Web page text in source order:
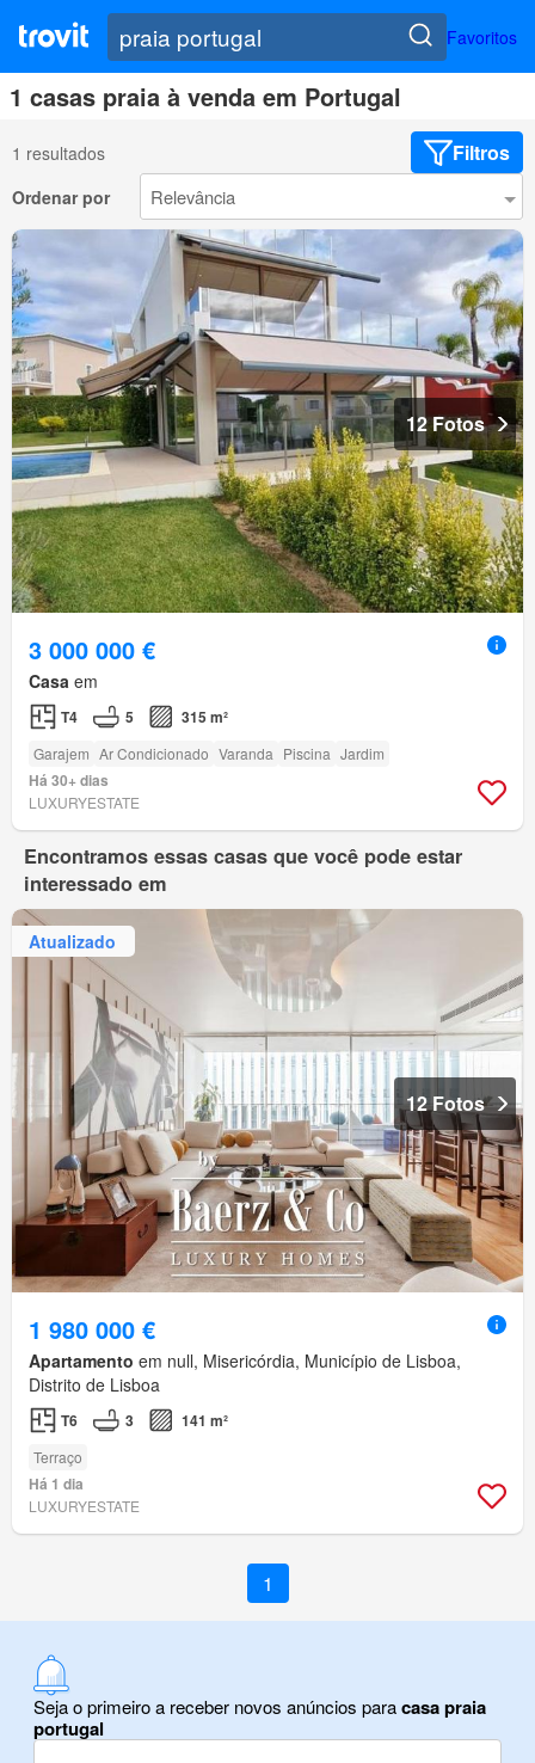
Favoritos
1 casas praia à venda em Portugal
1 resultados Filtros
Ordenar por
12 Fotos
3 000 000 €
Casa em
T4 5 315 m²
Garajem Ar Condicionado Varanda Piscina Jardim
Há 30+ dias
LUXURYESTATE
Encontramos essas casas que você pode estar
interessado em
Atualizado
12 Fotos
1 980 000 €
Apartamento em null, Misericórdia, Município de Lisboa,
Distrito de Lisboa
T6 3 141 m²
Terraço
Há 1 dia
LUXURYESTATE
1
Seja o primeiro a receber novos anúncios paracasa praia
portugal